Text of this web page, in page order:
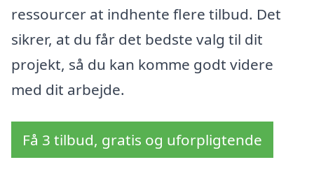
ressourcer at indhente flere tilbud. Det
sikrer, at du får det bedste valg til dit
projekt, så du kan komme godt videre
med dit arbejde.
Få 3 tilbud, gratis og uforpligtende